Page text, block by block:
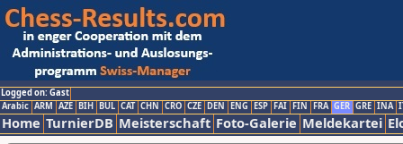
Logged on: Gast
Arabic ARM AZE BIH BUL CAT CHN CRO CZE DEN ENG ESP FAI FIN FRA GER GRE INA
Home TurnierDB Meisterschaft Foto-Galerie Meldekartei